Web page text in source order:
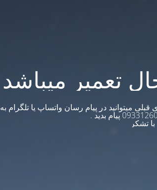
تعمیر میباشد
میتوانید در پیام رسان واتساپ یا تلگرام به
با تشکر